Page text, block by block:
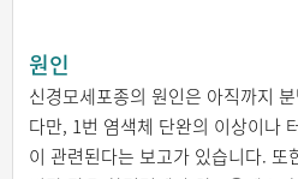
원인
신경모세포종의 원인은 아직까지
다만, 1번 염색체 단완의 이상이나
이 관련된다는 보고가 있습니다.